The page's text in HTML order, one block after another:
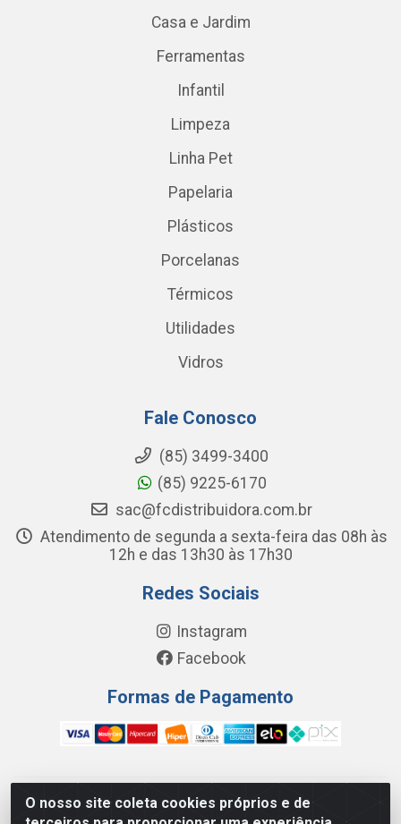
O nosso site coleta cookies próprios e de
Casa e Jardim
Ferramentas
Infantil
Limpeza
Linha Pet
Papelaria
Plásticos
Porcelanas
Térmicos
Utilidades
Vidros
Fale Conosco
(85) 3499-3400
(85) 9225-6170
sac@fcdistribuidora.com.br
Atendimento de segunda a sexta-feira das 08h às
12h e das 13h30 às 17h30
Redes Sociais
Instagram
Facebook
Formas de Pagamento
FC Distribuidora de Produtos Domésticos, Higiene e Limpeza